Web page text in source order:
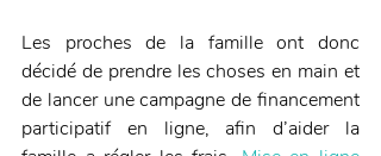
Les proches de la famille ont donc
décidé de prendre les choses en main et
de lancer une campagne de financement
participatif en ligne, afin d’aider la